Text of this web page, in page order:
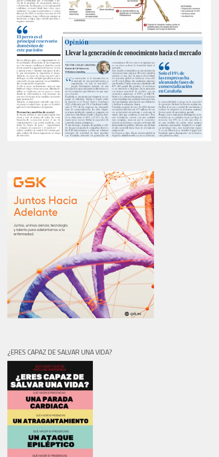
¿ERES CAPAZ DE SALVAR UNA VIDA?